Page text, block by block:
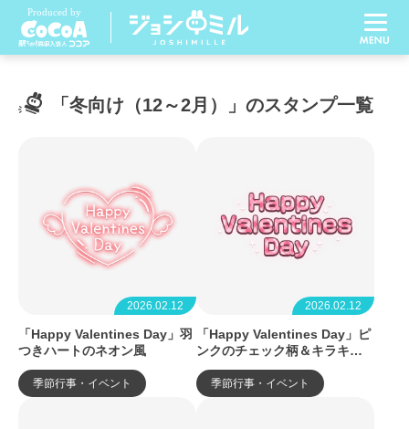
「冬向け（12～2月）」のスタンプ一覧
2026.02.12
「Happy Valentines Day」羽
つきハートのネオン風
季節行事・イベント
2026.02.12
「Happy Valentines Day」ピ
ンクのチェック柄＆キラキラ
手書き風
季節行事・イベント